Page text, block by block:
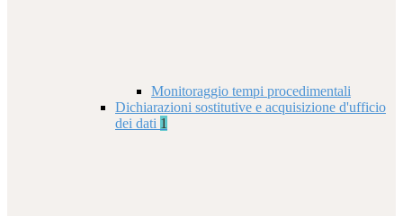
Monitoraggio tempi procedimentali
Dichiarazioni sostitutive e acquisizione d'ufficio
dei dati 1